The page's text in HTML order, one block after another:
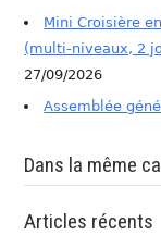
Mini Croisière
(multi-niveaux, 2
27/09/2026
Assemblée
Dans la même
Articles récents